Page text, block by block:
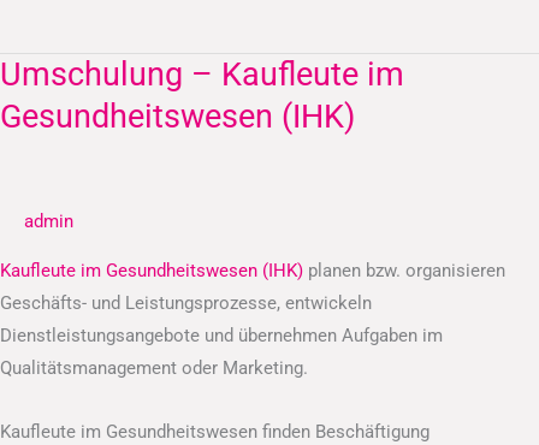
Umschulung – Kaufleute im
Gesundheitswesen (IHK)
admin
Kaufleute im Gesundheitswesen (IHK) planen bzw. organisieren
Geschäfts- und Leistungsprozesse, entwickeln
Dienstleistungsangebote und übernehmen Aufgaben im
Qualitätsmanagement oder Marketing.
Kaufleute im Gesundheitswesen finden Beschäftigung
Umschulung
–
Kaufleute
(IHK)